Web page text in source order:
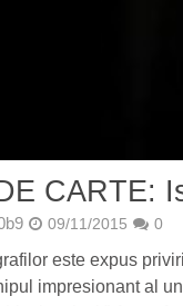
CARTE:
09/11/2015 0
este expus
impresionant al